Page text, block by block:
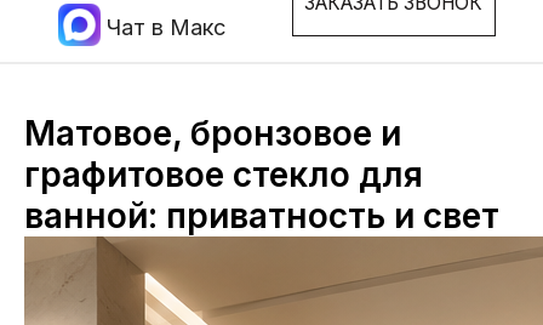
Матовое, бронзовое и
графитовое стекло для
ванной: приватность и свет